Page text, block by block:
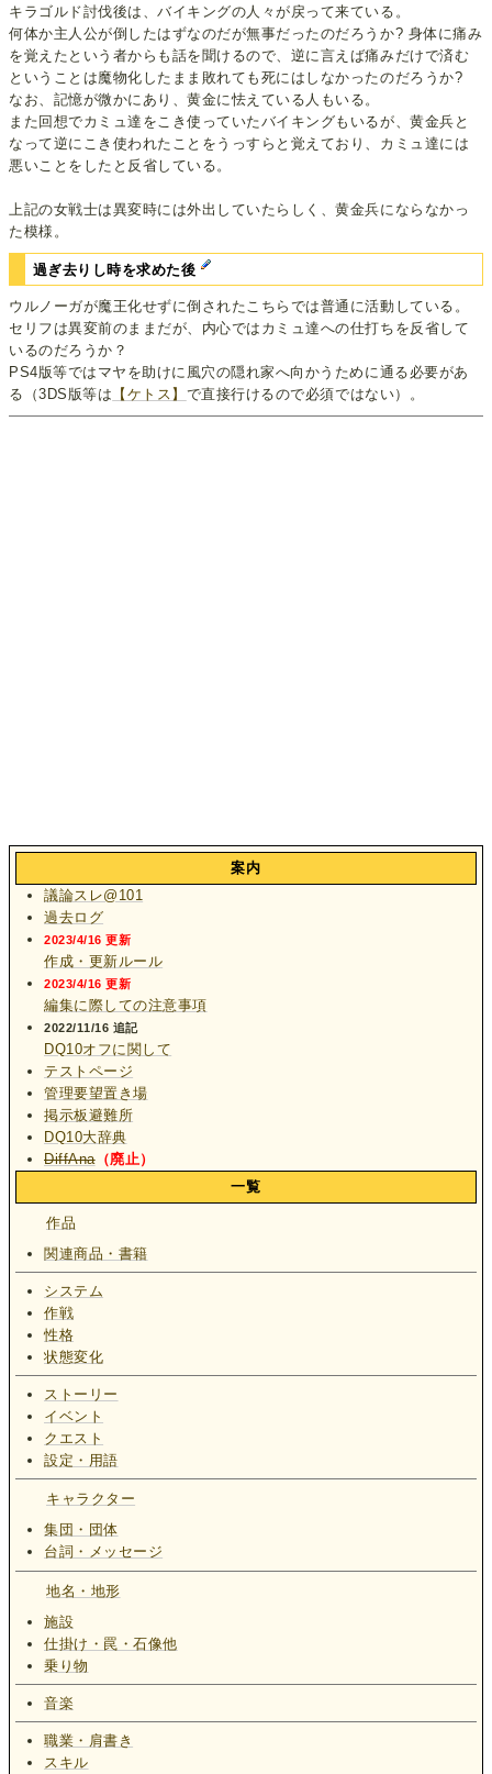
キラゴルド討伐後は、バイキングの人々が戻って来ている。
何体か主人公が倒したはずなのだが無事だったのだろうか? 身体に痛み
を覚えたという者からも話を聞けるので、逆に言えば痛みだけで済む
ということは魔物化したまま敗れても死にはしなかったのだろうか?
なお、記憶が微かにあり、黄金に怯えている人もいる。
また回想でカミュ達をこき使っていたバイキングもいるが、黄金兵と
なって逆にこき使われたことをうっすらと覚えており、カミュ達には
悪いことをしたと反省している。
上記の女戦士は異変時には外出していたらしく、黄金兵にならなかっ
た模様。
過ぎ去りし時を求めた後
ウルノーガが魔王化せずに倒されたこちらでは普通に活動している。
セリフは異変前のままだが、内心ではカミュ達への仕打ちを反省して
いるのだろうか？
PS4版等ではマヤを助けに風穴の隠れ家へ向かうために通る必要があ
る（3DS版等は 【ケトス】 で直接行けるので必須ではない）。
案内
議論スレ@101
過去ログ
2023/4/16 更新
作成・更新ルール
2023/4/16 更新
編集に際しての注意事項
2022/11/16 追記
DQ10オフに関して
テストページ
管理要望置き場
掲示板避難所
DQ10大辞典
DiffAna（廃止）
一覧
作品
関連商品・書籍
システム
作戦
性格
状態変化
ストーリー
イベント
クエスト
設定・用語
キャラクター
集団・団体
台詞・メッセージ
地名・地形
施設
仕掛け・罠・石像他
乗り物
音楽
職業・肩書き
スキル